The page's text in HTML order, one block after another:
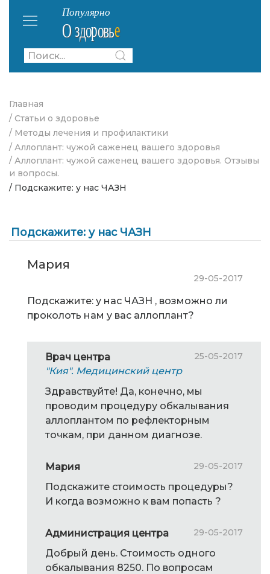
Главная
/ Статьи о здоровье
/ Методы лечения и профилактики
/ Аллоплант: чужой саженец вашего здоровья
/ Аллоплант: чужой саженец вашего здоровья. Отзывы
и вопросы.
/ Подскажите: у нас ЧАЗН
Подскажите: у нас ЧАЗН
Мария
29-05-2017
Подскажите: у нас ЧАЗН , возможно ли
проколоть нам у вас аллоплант?
Врач центра 25-05-2017
"Кия". Медицинский центр
Здравствуйте! Да, конечно, мы
проводим процедуру обкалывания
аллоплантом по рефлекторным
точкам, при данном диагнозе.
Мария 29-05-2017
Подскажите стоимость процедуры?
И когда возможно к вам попасть ?
Администрация центра 29-05-2017
Добрый день. Стоимость одного
обкалывания 8250. По вопросам